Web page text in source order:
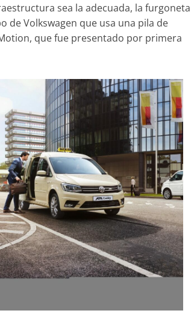
sea la adecuada, la furgoneta
de Volkswagen que usa una pila de
que fue presentado por primera